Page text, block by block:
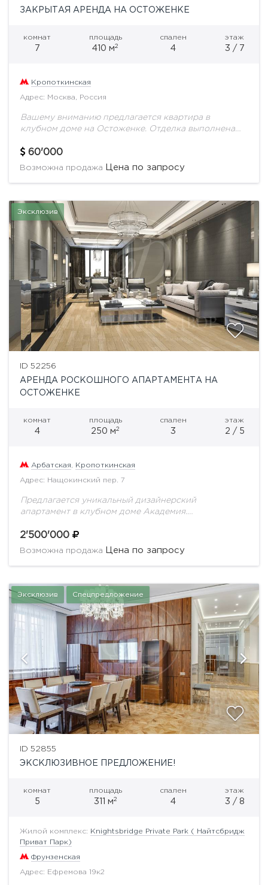
ЗАКРЫТАЯ АРЕНДА НА ОСТОЖЕНКЕ
комнат
7
площадь
410 м2
спален
4
этаж
3 / 7
Кропоткинская
Адрес: Москва, Россия
Вашему вниманию предлагается квартира в
клубном доме на Остоженке. Отделка выполнена
планировка включает в себя просторную гостиную-
столовую, 4 спальные комнаты, кабинет, помещения
60'000
Возможна продажа Цена по запросу
Эксклюзив
ID 52256
АРЕНДА РОСКОШНОГО АПАРТАМЕНТА НА
ОСТОЖЕНКЕ
комнат
4
площадь
250 м2
спален
3
этаж
2 / 5
Арбатская Кропоткинская
Адрес: Нащокинский пер. 7
Предлагается уникальный дизайнерский
апартамент в клубном доме Академия.
включает в себя: кухню-столовую, которая отделена
от просторной гостиной, приватную зону,
2'500'000
Возможна продажа Цена по запросу
Эксклюзив Спецпредложение
ID 52855
ЭКСКЛЮЗИВНОЕ ПРЕДЛОЖЕНИЕ!
комнат
5
площадь
311 м2
спален
4
этаж
3 / 8
Жилой комплекс:
Knightsbridge Private Park ( Найтсбридж
Приват Парк)
Фрунзенская
Адрес: Ефремова 19к2